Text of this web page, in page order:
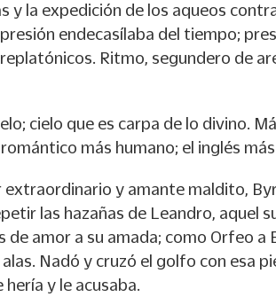
y la expedición de los aqueos
endecasílaba del tiempo;
Ritmo, segundero de
cielo que es carpa de lo divino.
más humano; el inglés
extraordinario y amante maldito,
las hazañas de Leandro, aquel
amor a su amada; como Orfeo a
Nadó y cruzó el golfo con esa
y le acusaba.